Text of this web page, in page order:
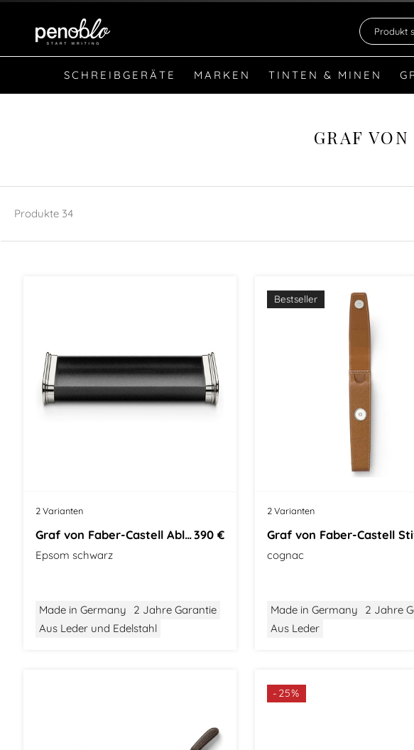
SCHREIBGERÄTE MARKEN TINTEN & MINEN
Produkt
GRAF
Produkte 34
2 Varianten
Graf von Faber-Castell Ablageschale390 €
Epsom schwarz
Made in Germany
2 Jahre Garantie
Aus Leder und Edelstahl
Bestseller
2 Varianten
cognac
Made in Germany
2 Jahre
Aus Leder
-25%